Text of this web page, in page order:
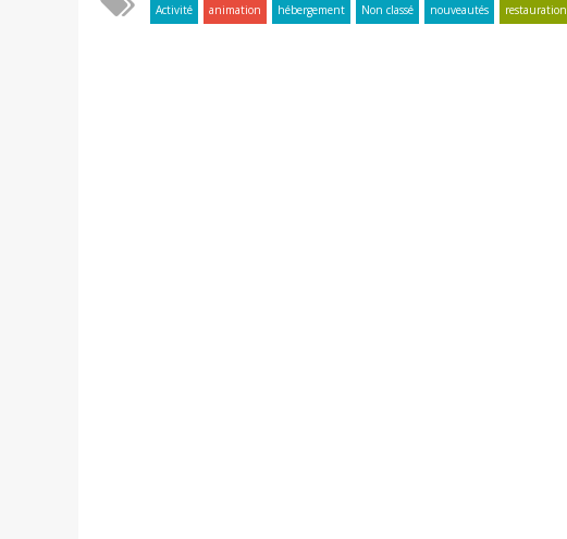
Activité animation hébergement Non classé nouveautés restauration